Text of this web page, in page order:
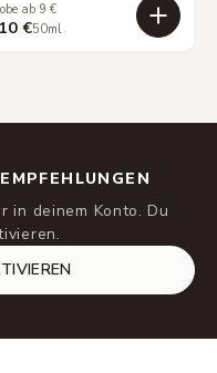
ab 9 €
€50ml
in deinem Konto. Du